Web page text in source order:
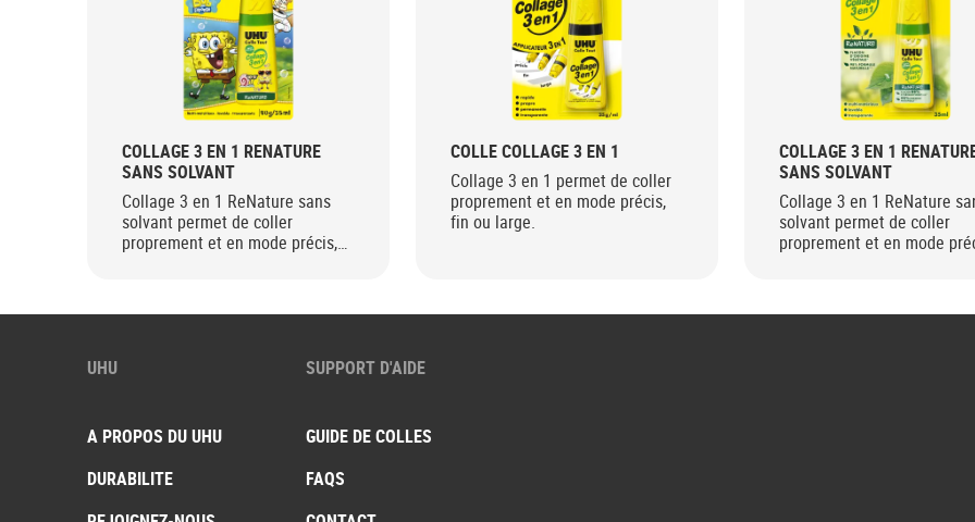
COLLAGE 3 EN 1 RENATURE
SANS SOLVANT
Collage 3 en 1 ReNature sans
solvant permet de coller
proprement et en mode précis,
COLLE COLLAGE 3 EN 1
Collage 3 en 1 permet de coller
proprement et en mode précis,
fin ou large.
COLLAGE 3 EN 1
SANS SOLVANT
Collage 3 en 1 ReNature
solvant permet de coller
proprement et en mode
UHU
A PROPOS DU UHU
DURABILITE
SUPPORT D'AIDE
GUIDE DE COLLES
FAQS